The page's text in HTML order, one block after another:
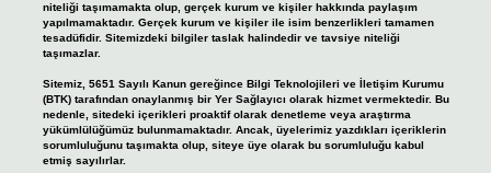
niteliği taşımamakta olup, gerçek kurum ve kişiler hakkında paylaşım
yapılmamaktadır. Gerçek kurum ve kişiler ile isim benzerlikleri tamamen
tesadüfidir. Sitemizdeki bilgiler taslak halindedir ve tavsiye niteliği
taşımazlar.
Sitemiz, 5651 Sayılı Kanun gereğince Bilgi Teknolojileri ve İletişim Kurumu
(BTK) tarafından onaylanmış bir Yer Sağlayıcı olarak hizmet vermektedir. Bu
nedenle, sitedeki içerikleri proaktif olarak denetleme veya araştırma
yükümlülüğümüz bulunmamaktadır. Ancak, üyelerimiz yazdıkları içeriklerin
sorumluluğunu taşımakta olup, siteye üye olarak bu sorumluluğu kabul
etmiş sayılırlar.